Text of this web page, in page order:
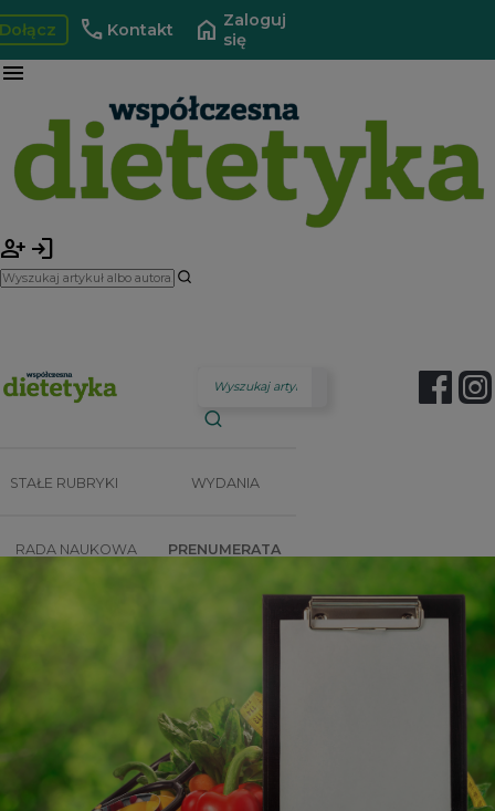
call Kontakt home Zaloguj
się
menu
person_add login
STAŁE RUBRYKI WYDANIA
RADA NAUKOWA PRENUMERATA